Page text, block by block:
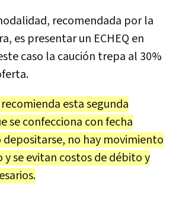
recomendada por la
es presentar un ECHEQ en
caso la caución trepa al 30%
esta segunda
se confecciona con fecha
depositarse, no hay movimiento
y se evitan costos de débito y